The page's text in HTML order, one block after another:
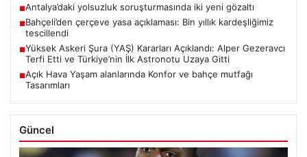
■Antalya’daki yolsuzluk soruşturmasında iki yeni gözaltı
■Bahçeli’den çerçeve yasa açıklaması: Bin yıllık kardeşliğimiz
tescillendi
■Yüksek Askeri Şura (YAŞ) Kararları Açıklandı: Alper Gezeravcı
Terfi Etti ve Türkiye’nin İlk Astronotu Uzaya Gitti
■Açık Hava Yaşam alanlarında Konfor ve bahçe mutfağı
Tasarımları
Güncel